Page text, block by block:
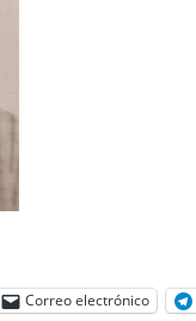
Correo electrónico